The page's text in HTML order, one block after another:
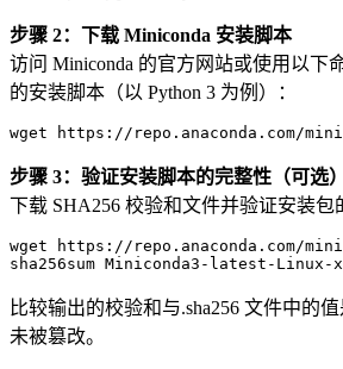
步骤 2：下载 Miniconda 安装脚本
访问 Miniconda 的官方网站或使用以下
的安装脚本（以 Python 3 为例）：
wget https://repo.anaconda.com/
步骤 3：验证安装脚本的完整性（可选）
下载 SHA256 校验和文件并验证安装包
wget https://repo.anaconda.com/
sha256sum Miniconda3 -latest-Linux-x
比较输出的校验和与.sha256 文件中的
未被篡改。